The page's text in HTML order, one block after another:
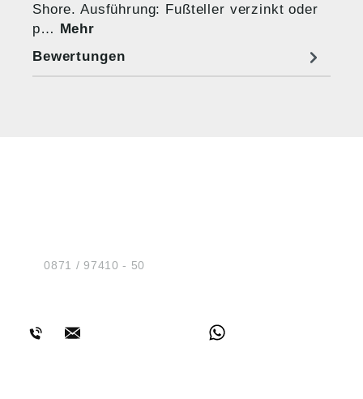
Shore. Ausführung: Fußteller verzinkt oder
p… Mehr
Bewertungen
Tel.:0871 / 97410 - 50